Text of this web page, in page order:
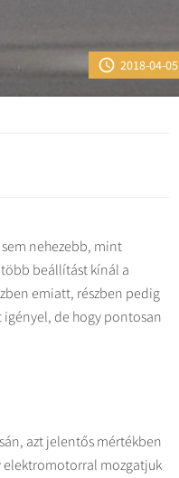
 2018-04-05
nehezebb, mint
beállítást kínál a
emiatt, részben pedig
igényel, de hogy pontosan
azt jelentős mértékben
elektromotorral mozgatjuk